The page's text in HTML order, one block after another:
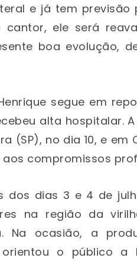
e já tem
cantor, ele será
boa evolução,
segue em
alta hospitalar.
no dia 10, e em
compromissos
dos dias 3 e 4 de
na região da
Na ocasião, a
o público a